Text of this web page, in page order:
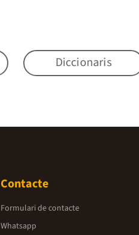
Diccionaris
Contacte
Formulari de contacte
Whatsapp